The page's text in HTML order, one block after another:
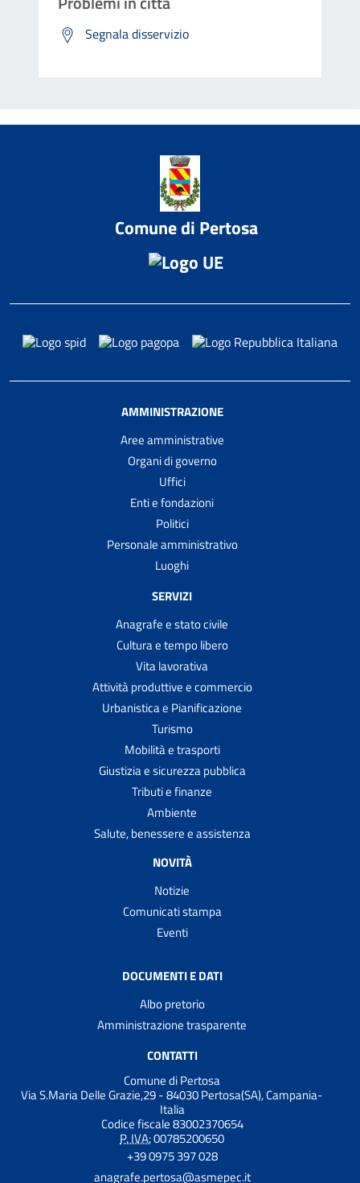
Segnala disservizio
Comune di Pertosa
AMMINISTRAZIONE
Aree amministrative
Organi di governo
Uffici
Enti e fondazioni
Politici
Personale amministrativo
Luoghi
SERVIZI
Anagrafe e stato civile
Cultura e tempo libero
Vita lavorativa
Attività produttive e commercio
Urbanistica e Pianificazione
Turismo
Mobilità e trasporti
Giustizia e sicurezza pubblica
Tributi e finanze
Ambiente
Salute, benessere e assistenza
NOVITÀ
Notizie
Comunicati stampa
Eventi
DOCUMENTI E DATI
Albo pretorio
Amministrazione trasparente
CONTATTI
Comune di Pertosa
Via S.Maria Delle Grazie,29 - 84030 Pertosa(SA), Campania-
Italia
Codice fiscale 83002370654
P. IVA:00785200650
+39 0975 397 028
anagrafe.pertosa@asmepec.it